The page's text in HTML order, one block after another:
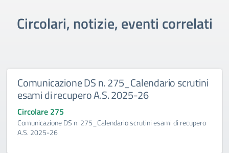
Circolari, notizie, eventi correlati
Comunicazione DS n. 275_Calendario scrutini
esami di recupero A.S. 2025-26
Circolare 275
Comunicazione DS n. 275_Calendario scrutini esami di recupero
A.S. 2025-26